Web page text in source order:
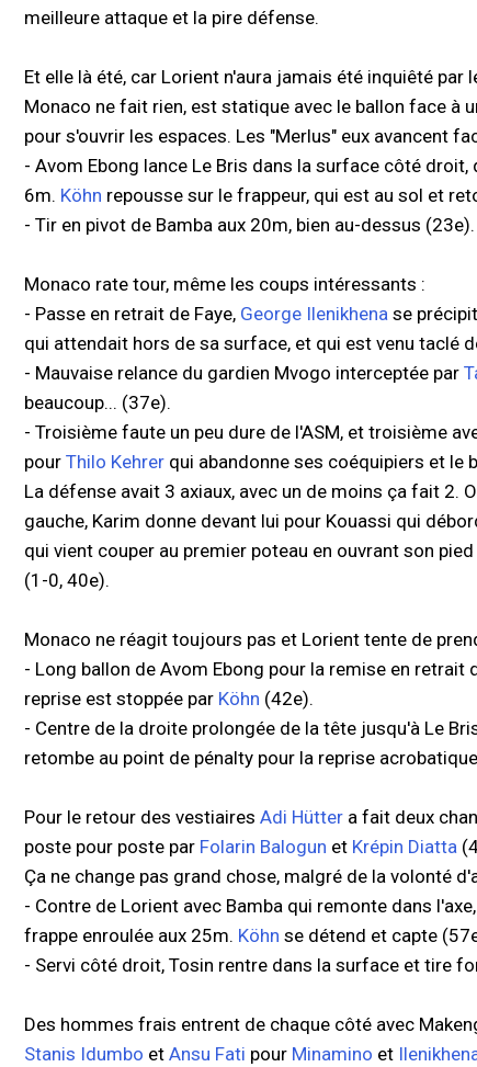
meilleure attaque et la pire défense.
Et elle là été, car Lorient n'aura jamais été inquiêté par
Monaco ne fait rien, est statique avec le ballon face à
pour s'ouvrir les espaces. Les "Merlus" eux avancent
- Avom Ebong lance Le Bris dans la surface côté
6m. Köhn repousse sur le frappeur, qui est au sol et
- Tir en pivot de Bamba aux 20m, bien au-dessus (23e).
Monaco rate tour, même les coups intéressants :
- Passe en retrait de Faye, George Ilenikhena se
qui attendait hors de sa surface, et qui est venu taclé
- Mauvaise relance du gardien Mvogo interceptée par
beaucoup... (37e).
- Troisième faute un peu dure de l'ASM, et troisième
pour Thilo Kehrer qui abandonne ses coéquipiers et le
La défense avait 3 axiaux, avec un de moins ça fait
gauche, Karim donne devant lui pour Kouassi qui
qui vient couper au premier poteau en ouvrant son
(1-0, 40e).
Monaco ne réagit toujours pas et Lorient tente de
- Long ballon de Avom Ebong pour la remise en
reprise est stoppée par Köhn (42e).
- Centre de la droite prolongée de la tête jusqu'à Le
retombe au point de pénalty pour la reprise
Pour le retour des vestiaires Adi Hütter a fait deux
poste pour poste par Folarin Balogun et Krépin Diatta
Ça ne change pas grand chose, malgré de la volonté
- Contre de Lorient avec Bamba qui remonte dans
frappe enroulée aux 25m. Köhn se détend et capte
- Servi côté droit, Tosin rentre dans la surface et tire
Des hommes frais entrent de chaque côté avec
Stanis Idumbo et Ansu Fati pour Minamino et